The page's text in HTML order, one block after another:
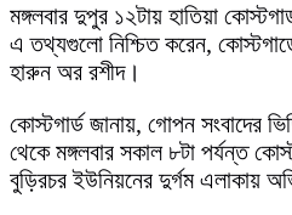
মঙ্গলবার দুপুর ১২টায় হাতিয়া
এ তথ্যগুলো নিশ্চিত করেন,
হারুন অর রশীদ।
কোস্টগার্ড জানায়, গোপন সংবাদের
থেকে মঙ্গলবার সকাল ৮টা পর্যন্ত
বুড়িরচর ইউনিয়নের দুর্গম এলাকায়